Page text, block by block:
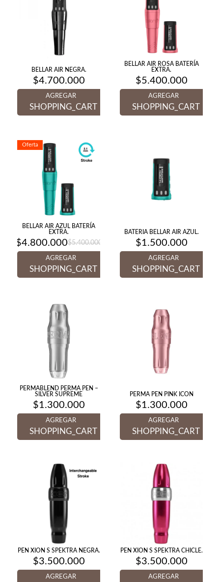
BELLAR AIR NEGRA.
$4.700.000
AGREGAR
SHOPPING_CART
BELLAR AIR ROSA BATERÍA
EXTRA.
$5.400.000
AGREGAR
SHOPPING_CART
Oferta
BELLAR AIR AZUL BATERÍA
EXTRA.
$5.400.000
El
precio
original
era:
$5.400.000.
$4.800.000
El
precio
actual
es:
$4.800.000.
AGREGAR
SHOPPING_CART
BATERIA BELLAR AIR AZUL.
$1.500.000
AGREGAR
SHOPPING_CART
PERMABLEND PERMA PEN –
SILVER SUPREME
$1.300.000
AGREGAR
SHOPPING_CART
PERMA PEN PINK ICON
$1.300.000
AGREGAR
SHOPPING_CART
PEN XION S SPEKTRA NEGRA.
$3.500.000
AGREGAR
PEN XION S SPEKTRA CHICLE.
$3.500.000
AGREGAR